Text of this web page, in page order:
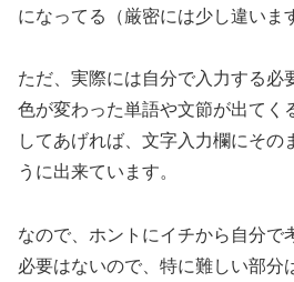
になってる（厳密には少し違いま
ただ、実際には自分で入力する必
色が変わった単語や文節が出てく
してあげれば、文字入力欄にその
うに出来ています。
なので、ホントにイチから自分で
必要はないので、特に難しい部分